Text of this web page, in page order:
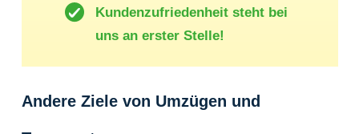
Kundenzufriedenheit steht bei
uns an erster Stelle!
Andere Ziele von Umzügen und